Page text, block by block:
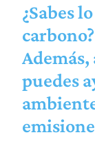
¿Sabes
carbono?
Además,
puedes